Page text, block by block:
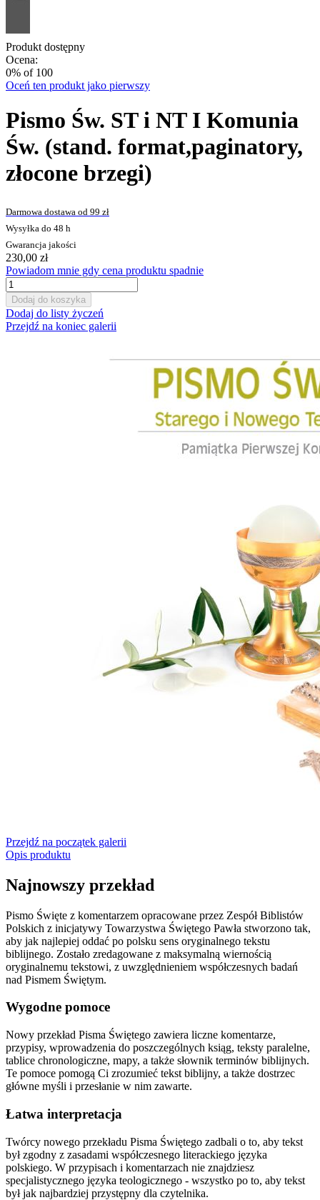
Produkt dostępny
Ocena:
0% of 100
Oceń ten produkt jako pierwszy
Pismo Św. ST i NT I Komunia
Św. (stand. format,paginatory,
złocone brzegi)
Darmowa dostawa od 99 zł
Wysyłka do 48 h
Gwarancja jakości
230,00 zł
Powiadom mnie gdy cena produktu spadnie
Dodaj do koszyka
Dodaj do listy życzeń
Przejdź na koniec galerii
Przejdź na początek galerii
Opis produktu
Najnowszy przekład
Pismo Święte z komentarzem opracowane przez Zespół Biblistów
Polskich z inicjatywy Towarzystwa Świętego Pawła stworzono tak,
aby jak najlepiej oddać po polsku sens oryginalnego tekstu
biblijnego. Zostało zredagowane z maksymalną wiernością
oryginalnemu tekstowi, z uwzględnieniem współczesnych badań
nad Pismem Świętym.
Wygodne pomoce
Nowy przekład Pisma Świętego zawiera liczne komentarze,
przypisy, wprowadzenia do poszczególnych ksiąg, teksty paralelne,
tablice chronologiczne, mapy, a także słownik terminów biblijnych.
Te pomoce pomogą Ci zrozumieć tekst biblijny, a także dostrzec
główne myśli i przesłanie w nim zawarte.
Łatwa interpretacja
Twórcy nowego przekładu Pisma Świętego zadbali o to, aby tekst
był zgodny z zasadami współczesnego literackiego języka
polskiego. W przypisach i komentarzach nie znajdziesz
specjalistycznego języka teologicznego - wszystko po to, aby tekst
był jak najbardziej przystępny dla czytelnika.